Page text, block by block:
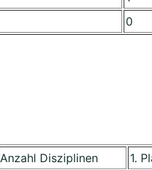
0
Anzahl Disziplinen
1.